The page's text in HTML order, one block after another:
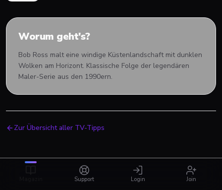
Worum geht's?
Bob Ross malt eine windige Küstenlandschaft mit dunklen
Wolken am Horizont. Klassische Folge der legendären
Maler-Serie aus den 1990ern.
Zur Übersicht aller TV-Tipps
Support Login Join